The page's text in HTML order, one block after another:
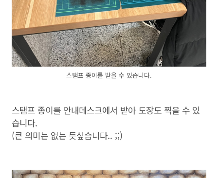
스탬프 종이를 받을 수 있습니다.
스탬프 종이를 안내데스크에서 받아 도장도 찍을 수 있
습니다.
(큰 의미는 없는 듯싶습니다.. ;;)